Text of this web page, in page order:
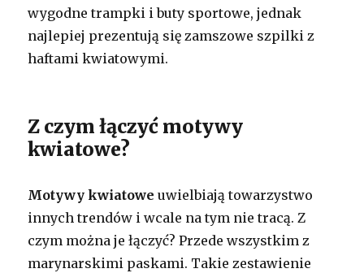
wygodne trampki i buty sportowe, jednak
najlepiej prezentują się zamszowe szpilki z
haftami kwiatowymi.
Z czym łączyć motywy
kwiatowe?
Motywy kwiatowe uwielbiają towarzystwo
innych trendów i wcale na tym nie tracą. Z
czym można je łączyć? Przede wszystkim z
marynarskimi paskami. Takie zestawienie